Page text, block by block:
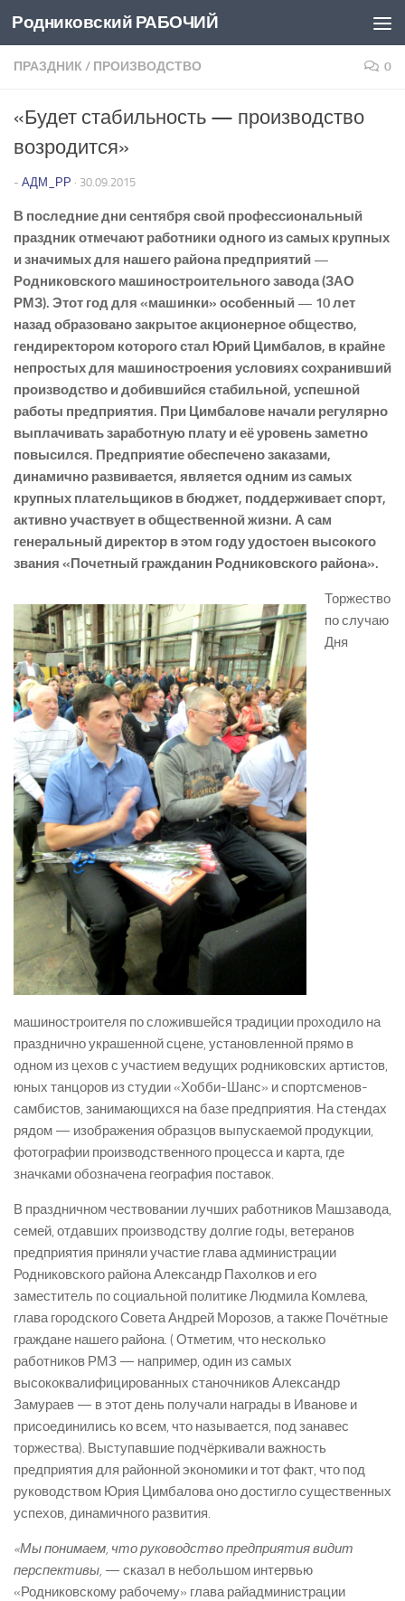
Перейти к содержимому
Родниковский РАБОЧИЙ
ПРАЗДНИК / ПРОИЗВОДСТВО 0
«Будет стабильность — производство
возродится»
- АДМ_РР · 30.09.2015
В последние дни сентября свой профессиональный
праздник отмечают работники одного из самых крупных
и значимых для нашего района предприятий —
Родниковского машиностроительного завода (ЗАО
РМЗ). Этот год для «машинки» особенный — 10 лет
назад образовано закрытое акционерное общество,
гендиректором которого стал Юрий Цимбалов, в крайне
непростых для машиностроения условиях сохранивший
производство и добившийся стабильной, успешной
работы предприятия. При Цимбалове начали регулярно
выплачивать заработную плату и её уровень заметно
повысился. Предприятие обеспечено заказами,
динамично развивается, является одним из самых
крупных плательщиков в бюджет, поддерживает спорт,
активно участвует в общественной жизни. А сам
генеральный директор в этом году удостоен высокого
звания «Почетный гражданин Родниковского района».
Торжество
по случаю
Дня
машиностроителя по сложившейся традиции проходило на
празднично украшенной сцене, установленной прямо в
одном из цехов с участием ведущих родниковских артистов,
юных танцоров из студии «Хобби-Шанс» и спортсменов-
самбистов, занимающихся на базе предприятия. На стендах
рядом — изображения образцов выпускаемой продукции,
фотографии производственного процесса и карта, где
значками обозначена география поставок.
В праздничном чествовании лучших работников Машзавода,
семей, отдавших производству долгие годы, ветеранов
предприятия приняли участие глава администрации
Родниковского района Александр Пахолков и его
заместитель по социальной политике Людмила Комлева,
глава городского Совета Андрей Морозов, а также Почётные
граждане нашего района. ( Отметим, что несколько
работников РМЗ — например, один из самых
высококвалифицированных станочников Александр
Замураев — в этот день получали награды в Иванове и
присоединились ко всем, что называется, под занавес
торжества). Выступавшие подчёркивали важность
предприятия для районной экономики и тот факт, что под
руководством Юрия Цимбалова оно достигло существенных
успехов, динамичного развития.
«Мы понимаем, что руководство предприятия видит
перспективы, — сказал в небольшом интервью
«Родниковскому рабочему» глава райадминистрации